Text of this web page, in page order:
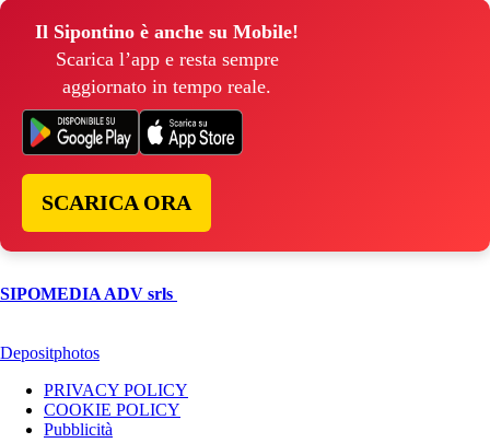
Il Sipontino è anche su Mobile!
Scarica l’app e resta sempre
aggiornato in tempo reale.
SCARICA ORA
SIPOMEDIA ADV srls
Depositphotos
PRIVACY POLICY
COOKIE POLICY
Pubblicità